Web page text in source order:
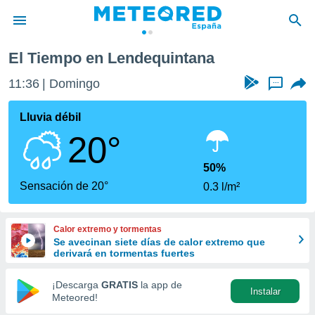
de
por
se
calidad.
a este
las
y
forma
digital
basada
El Tiempo en Lendequintana
11:36 Domingo ...
Lluvia débil
20°
Sensación de 20°
50%
0.3 l/m²
Calor extremo y tormentas
Se avecinan siete días de calor extremo que
derivará en tormentas fuertes
¡Descarga GRATIS la app de
Meteored!
Instalar